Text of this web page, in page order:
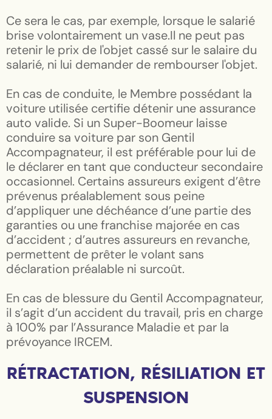
Ce sera le cas, par exemple, lorsque le salarié
brise volontairement un vase.Il ne peut pas
retenir le prix de l'objet cassé sur le salaire du
salarié, ni lui demander de rembourser l'objet.
En cas de conduite, le Membre possédant la
voiture utilisée certifie détenir une assurance
auto valide. Si un Super-Boomeur laisse
conduire sa voiture par son Gentil
Accompagnateur, il est préférable pour lui de
le déclarer en tant que conducteur secondaire
occasionnel. Certains assureurs exigent d’être
prévenus préalablement sous peine
d’appliquer une déchéance d’une partie des
garanties ou une franchise majorée en cas
d’accident ; d’autres assureurs en revanche,
permettent de prêter le volant sans
déclaration préalable ni surcoût.
En cas de blessure du Gentil Accompagnateur,
il s’agit d’un accident du travail, pris en charge
à 100% par l’Assurance Maladie et par la
prévoyance IRCEM.
RÉTRACTATION, RÉSILIATION ET
SUSPENSION